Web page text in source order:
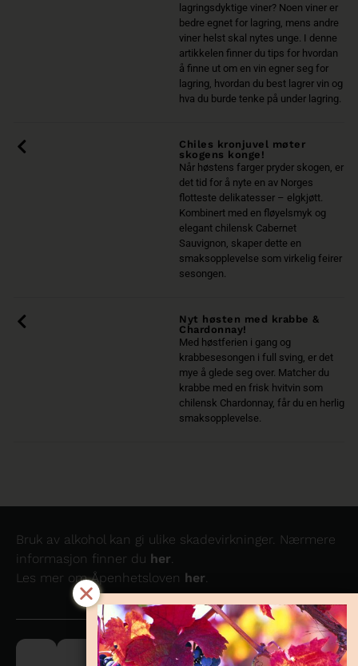
lagringsdyktige viner? Noen viner er
bedre egnet for lagring, mens andre
viner helst skal nytes unge. I denne
artikkelen finner du tips for hvordan
å finne ut om en vin egner seg for
lagring, hvordan du best lagrer vin og
hva du burde tenke på under lagring.
Chiles kronjuvel møter
skogens konge!
Når høstens farger pryder skogen, er
det tid for å nyte en av Norges
flotteste delikatesser – elgkjøtt.
Kombinert med en fløyelsmyk og
elegant chilensk Cabernet
Sauvignon, skaper dette en
smaksopplevelse som virkelig feirer
sesongen.
Nyt høsten med krabbe &
Chardonnay!
Med høstferien i gang og
krabbesesongen i full sving, er det
mye å glede seg over. Matcher du
krabbe med en frisk hvitvin som
chilensk Chardonnay, får du en herlig
smaksopplevelse.
Bruk av alkohol kan gi ulike skadevirkninger. Nærmere
informasjon finner du her.
Les mer om Åpenhetsloven her.